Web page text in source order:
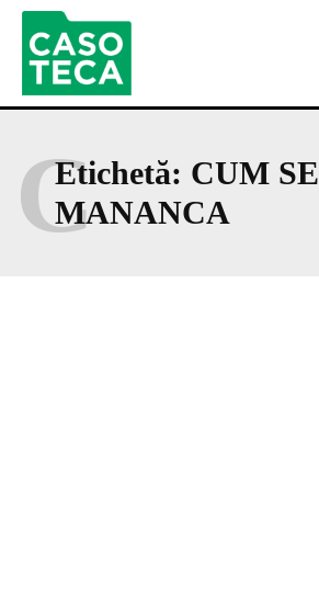
Etichetă: CUM SE
MANANCA
C